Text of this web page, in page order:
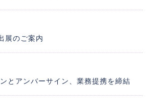
展のご案内
とアンバーサイン、業務提携を締結